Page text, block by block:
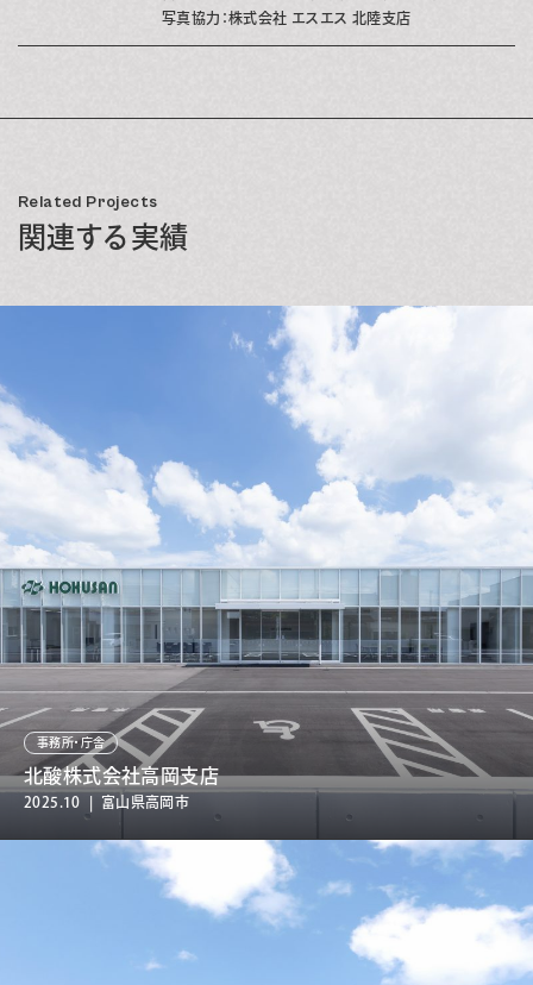
写真協力：株式会社 エスエス 北陸支店
Related Projects
関連する実績
事務所・庁舎
北酸株式会社高岡支店
2025.10 | 富山県高岡市